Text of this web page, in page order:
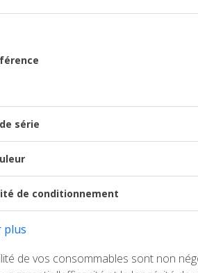
série
de conditionnement
plus
de vos consommables sont non